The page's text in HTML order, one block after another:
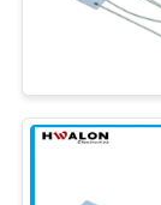
করুন